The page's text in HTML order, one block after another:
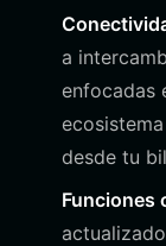
a
enfocadas
desde tu
Funciones